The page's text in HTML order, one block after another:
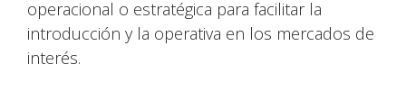
operacional o estratégica para facilitar la
introducción y la operativa en los mercados de
interés.